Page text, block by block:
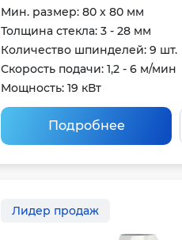
Мин. размер: 80 х 80 мм
Толщина стекла: 3 - 28 мм
Количество шпинделей: 9 шт.
Скорость подачи: 1,2 - 6 м/мин
Мощность: 19 кВт
Подробнее
Лидер продаж